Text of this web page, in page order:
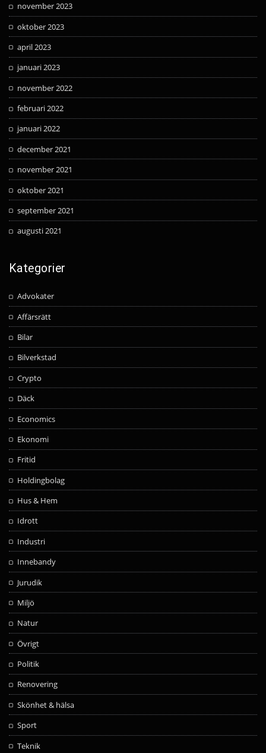
november 2023
oktober 2023
april 2023
januari 2023
november 2022
februari 2022
januari 2022
december 2021
november 2021
oktober 2021
september 2021
augusti 2021
Kategorier
Advokater
Affärsrätt
Bilar
Bilverkstad
Crypto
Däck
Economics
Ekonomi
Fritid
Holdingbolag
Hus & Hem
Idrott
Industri
Innebandy
Jurudik
Miljö
Natur
Övrigt
Politik
Renovering
Skönhet & hälsa
Sport
Teknik